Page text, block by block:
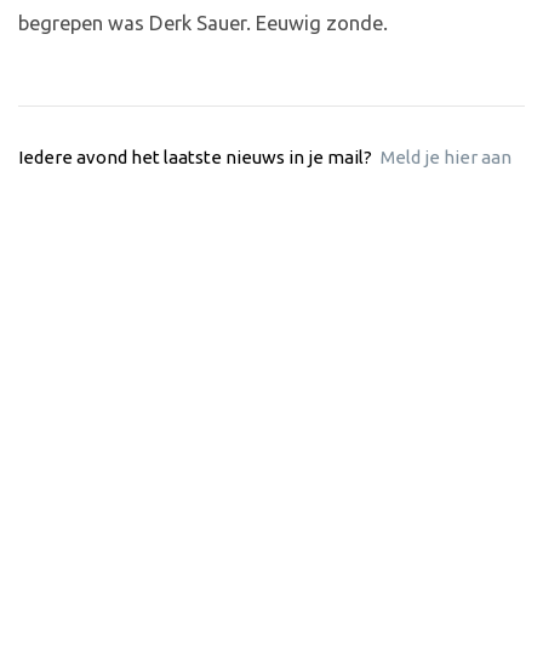
begrepen was Derk Sauer. Eeuwig zonde.
Iedere avond het laatste nieuws in je mail? Meld je hier aan